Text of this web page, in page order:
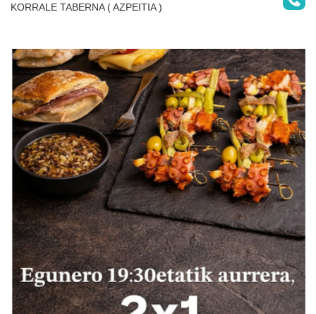
KORRALE TABERNA ( AZPEITIA )